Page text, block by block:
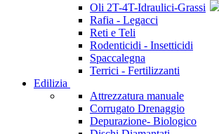
Oli 2T-4T-Idraulici-Grassi
Rafia - Legacci
Reti e Teli
Rodenticidi - Insetticidi
Spaccalegna
Terrici - Fertilizzanti
Edilizia
Attrezzatura manuale
Corrugato Drenaggio
Depurazione- Biologico